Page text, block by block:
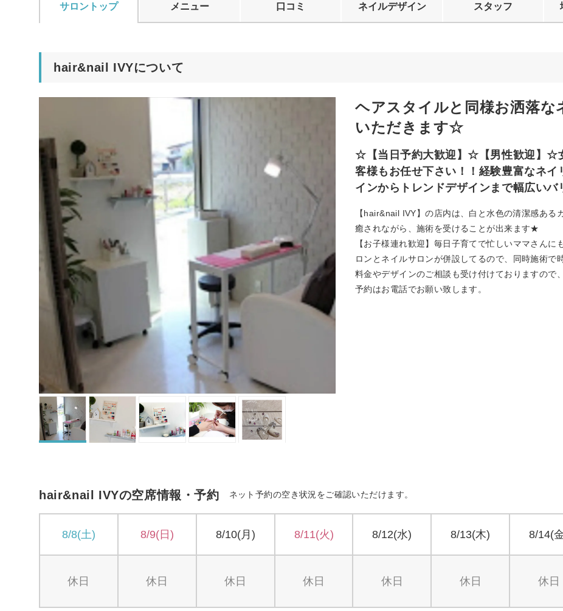
サロントップ メニュー 口コミ ネイルデザイン スタッフ
hair&nail IVYについて
ヘアスタイルと同様お洒落
いただきます☆
☆【当日予約大歓迎】☆【男性歓迎】☆
客様もお任せ下さい！！経験豊富なネ
インからトレンドデザインまで幅広い
【hair&nail IVY】の店内は、白と水色の清潔感あ
癒されながら、施術を受けることが出来ます★
【お子様連れ歓迎】毎日子育てで忙しいママさん
ロンとネイルサロンが併設してるので、同時施術で
料金やデザインのご相談も受け付けておりますので
予約はお電話でお願い致します。
hair&nail IVYの空席情報・予約 ネット予約の空き状況をご確認いただけます。
8/8(土)
休日
8/9(日)
休日
8/10(月)
休日
8/11(火)
休日
8/12(水)
休日
8/13(木)
休日
8/14(
休日